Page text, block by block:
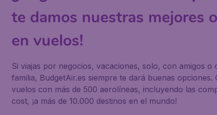
te damos nuestras mejores
en vuelos!
Si viajas por negocios, vacaciones, solo, con amigos o
familia, BudgetAir.es siempre te dará buenas opciones.
vuelos con más de 500 aerolíneas, incluyendo las
cost, ¡a más de 10.000 destinos en el mundo!